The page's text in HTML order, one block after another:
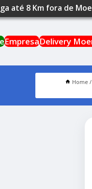
até 8 Km fora de
EmpresaDelivery
Home